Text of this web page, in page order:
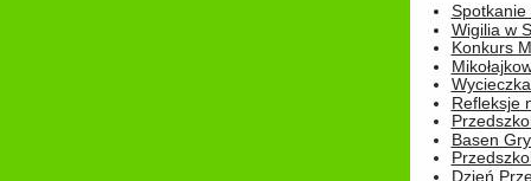
Spotkanie
Wigilia w
Konkurs
Refleksje
Basen
Dzień